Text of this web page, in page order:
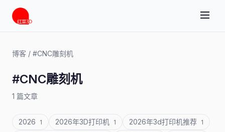
博客 / #CNC雕刻机
#CNC雕刻机
1 篇文章
2026 1 2026年3D打印机 1 2026年3d打印机推荐 1